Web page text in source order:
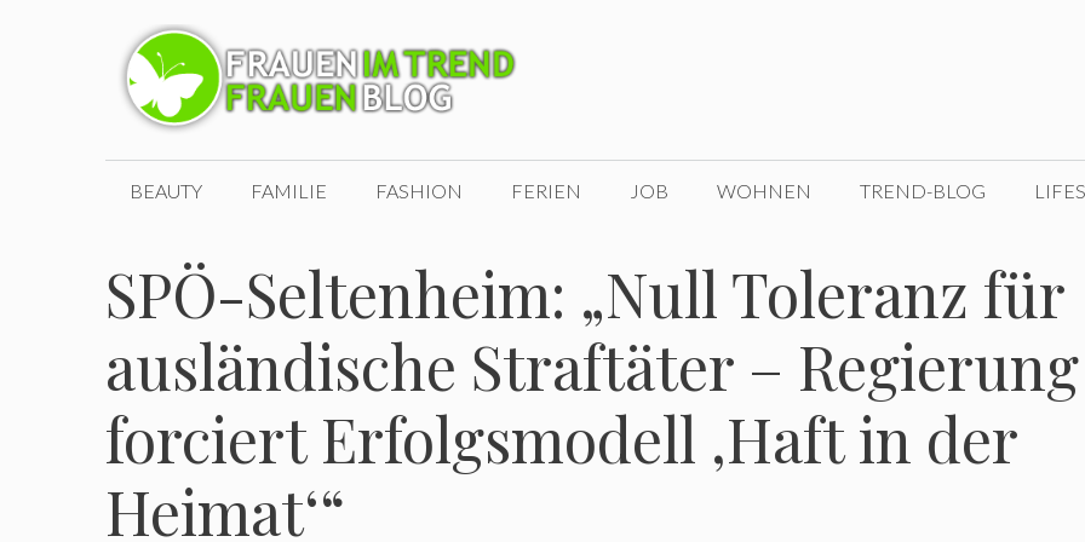
BEAUTY FAMILIE FASHION FERIEN JOB WOHNEN TREND-BLOG
SPÖ-Seltenheim: „Null Toleranz für
ausländische Straftäter – Regierung
forciert Erfolgsmodell ‚Haft in der
Heimat‘“